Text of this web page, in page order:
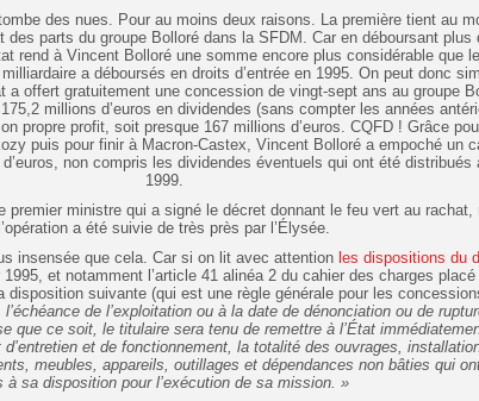
des nues. Pour au moins deux raisons. La première tient au
des parts du groupe Bolloré dans la SFDM. Car en déboursant plus
rend à Vincent Bolloré une somme encore plus considérable que
a déboursés en droits d’entrée en 1995. On peut donc
a offert gratuitement une concession de vingt-sept ans au groupe
millions d’euros en dividendes (sans compter les années
propre profit, soit presque 167 millions d’euros. CQFD ! Grâce
puis pour finir à Macron-Castex, Vincent Bolloré a empoché un
non compris les dividendes éventuels qui ont été distribués
1999.
premier ministre qui a signé le décret donnant le feu vert au rachat,
l’opération a été suivie de très près par l’Élysée.
insensée que cela. Car si on lit avec attention les dispositions du
1995, et notamment l’article 41 alinéa 2 du cahier des charges placé
disposition suivante (qui est une règle générale pour les
l’échéance de l’exploitation ou à la date de dénonciation ou de
que ce soit, le titulaire sera tenu de remettre à l’État
et de fonctionnement, la totalité des ouvrages,
meubles, appareils, outillages et dépendances non bâties qui
à sa disposition pour l’exécution de sa mission. »